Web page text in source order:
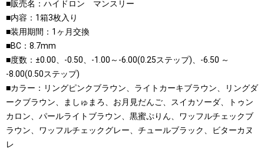
■販売名：ハイドロン マンスリー
■内容：1箱3枚入り
■装用期間：1ヶ月交換
■BC：8.7mm
■度数：±0.00、-0.50、-1.00～-6.00(0.25ステップ)、-6.50 ～
-8.00(0.50ステップ)
■カラー：リングピンクブラウン、ライトカーキブラウン、リングダ
ークブラウン、ましゅまろ、お月見だんご、スイカソーダ、トゥン
カロン、パールライトブラウン、黒蜜ぷりん、ワッフルチェックブ
ラウン、ワッフルチェックグレー、チュールブラック、ビターカヌ
レ